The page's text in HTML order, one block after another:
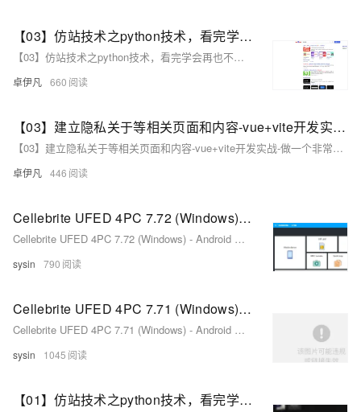
【03】仿站技术之python技术，看完学会再也不用去购买收费工具了-修改整体页面做好安卓下载发给客户-并且开始提交网站公安备案-作为APP下载落地页文娱产品一定要备案-包括安卓android下载（简单）-ios苹果plist下载（稍微麻烦一丢丢）-优雅草卓伊凡
【03】仿站技术之python技术，看完学会再也不用去购买收费工具了-修改整体页面做好安卓下载发给客户-并且开始提交网站公安备案-作为APP下载落地页文娱产品一定要备案-包括安卓android下载（简单）-ios苹果plist下载（稍微麻烦一丢丢）-优雅草卓伊凡
卓伊凡 660
【03】建立隐私关于等相关页面和内容-vue+vite开发实战-做一个非常漂亮的APP下载落地页-支持PC和H5自适应提供安卓苹果鸿蒙下载和网页端访问-优雅草卓伊凡
【03】建立隐私关于等相关页面和内容-vue+vite开发实战-做一个非常漂亮的APP下载落地页-支持PC和H5自适应提供安卓苹果鸿蒙下载和网页端访问-优雅草卓伊凡
卓伊凡 446
Cellebrite UFED 4PC 7.72 (Windows) - Android 和 iOS 移动设备取证软件
Cellebrite UFED 4PC 7.72 (Windows) - Android 和 iOS 移动设备取证软件
sysin 790
Cellebrite UFED 4PC 7.71 (Windows) - Android 和 iOS 移动设备取证软件
Cellebrite UFED 4PC 7.71 (Windows) - Android 和 iOS 移动设备取证软件
sysin 1045
【01】仿站技术之python技术，看完学会再也不用去购买收费工具了-用python扒一个app下载落地页-包括安卓android下载（简单）-ios苹果plist下载（稍微麻烦一丢丢）-客户的麻将软件需要下载落地页并且要做搜索引擎推广-本文用python语言快速开发爬取落地页下载-优雅草卓伊凡